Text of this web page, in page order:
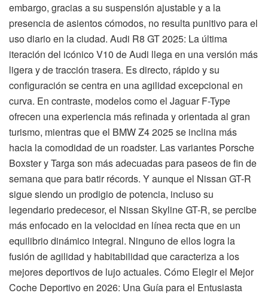
embargo, gracias a su suspensión ajustable y a la
presencia de asientos cómodos, no resulta punitivo para el
uso diario en la ciudad. Audi R8 GT 2025: La última
iteración del icónico V10 de Audi llega en una versión más
ligera y de tracción trasera. Es directo, rápido y su
configuración se centra en una agilidad excepcional en
curva. En contraste, modelos como el Jaguar F-Type
ofrecen una experiencia más refinada y orientada al gran
turismo, mientras que el BMW Z4 2025 se inclina más
hacia la comodidad de un roadster. Las variantes Porsche
Boxster y Targa son más adecuadas para paseos de fin de
semana que para batir récords. Y aunque el Nissan GT-R
sigue siendo un prodigio de potencia, incluso su
legendario predecesor, el Nissan Skyline GT-R, se percibe
más enfocado en la velocidad en línea recta que en un
equilibrio dinámico integral. Ninguno de ellos logra la
fusión de agilidad y habitabilidad que caracteriza a los
mejores deportivos de lujo actuales. Cómo Elegir el Mejor
Coche Deportivo en 2026: Una Guía para el Entusiasta